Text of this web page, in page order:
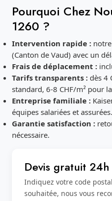
Pourquoi Chez
1260 ?
Intervention rapide :notre
(Canton de Vaud) avec un
Frais de déplacement :
Tarifs transparents :dès 4
standard, 6-8 CHF/m² pour
Entreprise familiale :
équipes salariées et assurées.
Garantie satisfaction :
nécessaire.
Devis gratuit 24h
Indiquez votre code
souhaitée, nous vous